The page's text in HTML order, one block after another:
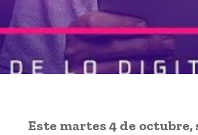
Este martes 4 de